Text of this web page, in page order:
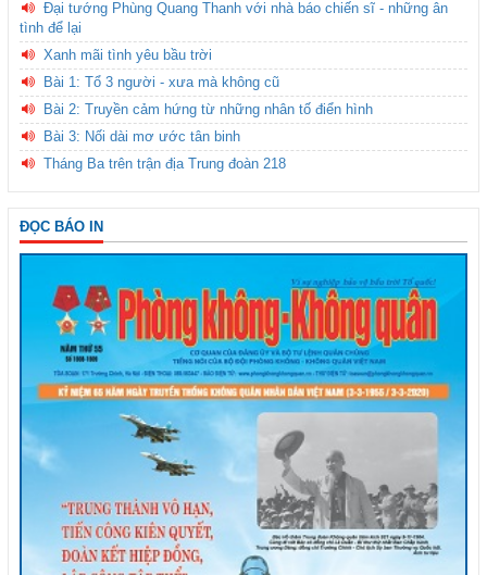
Đại tướng Phùng Quang Thanh với nhà báo chiến sĩ - những ân
tình để lại
Xanh mãi tình yêu bầu trời
Bài 1: Tổ 3 người - xưa mà không cũ
Bài 2: Truyền cảm hứng từ những nhân tố điển hình
Bài 3: Nối dài mơ ước tân binh
Tháng Ba trên trận địa Trung đoàn 218
ĐỌC BÁO IN